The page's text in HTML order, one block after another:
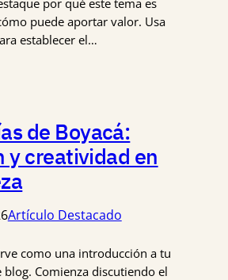
puede aportar valor. Usa
establecer el…
de Boyacá:
y creatividad en
Artículo Destacado
como una introducción a tu
blog. Comienza discutiendo el